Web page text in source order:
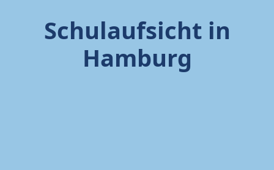
Schulaufsicht in
Hamburg